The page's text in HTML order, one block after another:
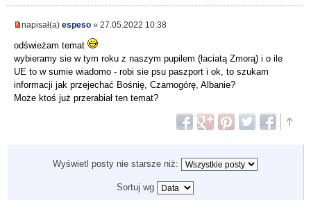
napisał(a) espeso » 27.05.2022 10:38
odświeżam temat
wybieramy sie w tym roku z naszym pupilem (łaciatą Zmorą) i o ile
UE to w sumie wiadomo - robi sie psu paszport i ok, to szukam
informacji jak przejechać Bośnię, Czarnogórę, Albanie?
Może ktoś już przerabiał ten temat?
Wyświetl posty nie starsze niż:
Sortuj wg